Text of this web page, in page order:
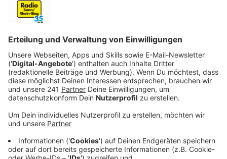
Wofür sind Kastanien anwendbar?
Anzeige
Aus diesen nicht essbaren Kastanien kann nicht nur
eine Armee aus Kastanienmännchen gebastelt werden.
Beispielsweise können daraus auch tatsächlich
Wasch- und Spülmittel hergestellt werden. Oder auch
eben eine Gesichtsmaske oder Badezusatz.